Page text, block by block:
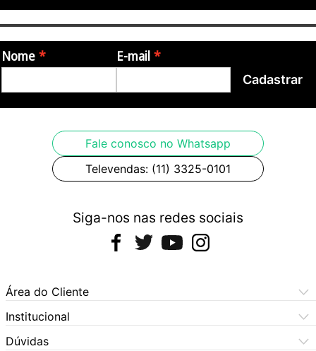
Nome E-mail
Cadastrar
Fale conosco no Whatsapp
Televendas: (11) 3325-0101
Siga-nos nas redes sociais
Área do Cliente
Meus Pedidos
Meus Dados
Institucional
Central de Atendimento
Dúvidas